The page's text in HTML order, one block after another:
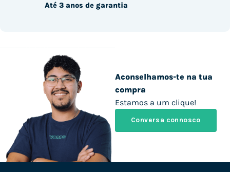
Aconselhamos-te na tua
compra
Estamos a um clique!
Conversa connosco
Até 3 anos de garantia